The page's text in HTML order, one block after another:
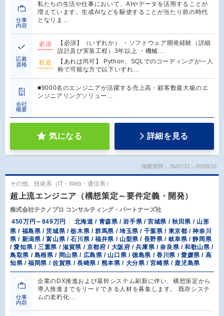
仕事
内容
私たちの生活や仕事において、AIやデータを活用することが
増えています。生成AIなどを駆使することが当たり前の時代
となりま…
応募
資格
必須
【必須】（いずれか） ・ソフトウェア開発経験（詳細
設計及び実装工程）3年以上 ・機械…
歓迎
【あれば尚可】 Python、SQLでのコーディングが一人
称で可能な方で以下いずれ…
会社
概要
■9000名のエンジニアが活躍する売上高・顧客数最大級のエ
ンジニアリングソリュー…
気になる 詳細を見る
掲載期間：26/07/21～26/08/10
その他、技術系（IT・Web・通信系）
超上流エンジニア（構想策定～要件定義・開発）
株式会社テクノプロ コンサルティング・パートナーズ社
450万円～849万円
北海道 / 青森県 / 岩手県 / 宮城県 / 秋田県 / 山形
県 / 福島県 / 茨城県 / 栃木県 / 群馬県 / 埼玉県 / 千葉県 / 東京都 / 神奈川
県 / 新潟県 / 富山県 / 石川県 / 福井県 / 山梨県 / 長野県 / 岐阜県 / 静岡県
/ 愛知県 / 三重県 / 滋賀県 / 京都府 / 大阪府 / 兵庫県 / 奈良県 / 和歌山県 /
鳥取県 / 島根県 / 岡山県 / 広島県 / 山口県 / 徳島県 / 香川県 / 愛媛県 / 高
知県 / 福岡県 / 佐賀県 / 長崎県 / 熊本県 / 大分県 / 宮崎県 / 鹿児島県
仕事
内容
企業のDX推進および基幹システム刷新に伴い、構想策定から
導入推進までをリードできる人材を募集します。 既存システ
ムの老朽化…